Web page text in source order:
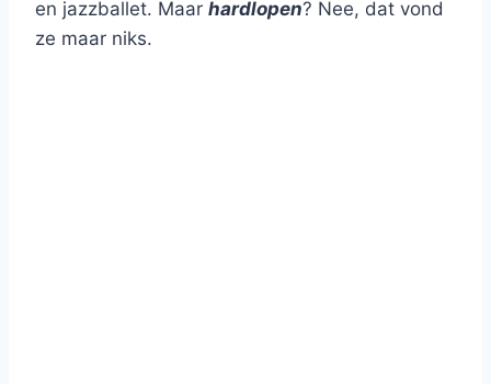
en jazzballet. Maar hardlopen? Nee, dat vond
ze maar niks.